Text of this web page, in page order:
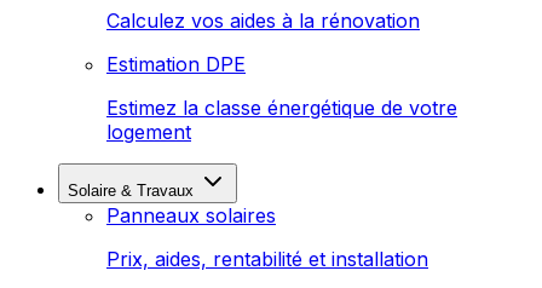
Calculez vos aides à la rénovation
Estimation DPE
Estimez la classe énergétique de votre
logement
Solaire & Travaux
Panneaux solaires
Prix, aides, rentabilité et installation